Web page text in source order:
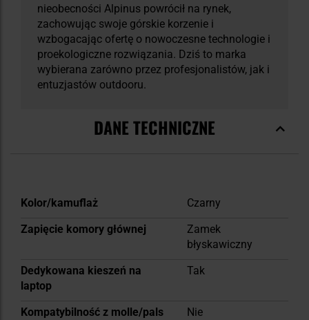
nieobecności Alpinus powrócił na rynek,
zachowując swoje górskie korzenie i
wzbogacając ofertę o nowoczesne technologie i
proekologiczne rozwiązania. Dziś to marka
wybierana zarówno przez profesjonalistów, jak i
entuzjastów outdooru.
DANE TECHNICZNE
Więcej
Kolor/kamuflaż
Czarny
Zapięcie komory głównej
Zamek
błyskawiczny
Dedykowana kieszeń na
laptop
Tak
Kompatybilność z molle/pals
Nie